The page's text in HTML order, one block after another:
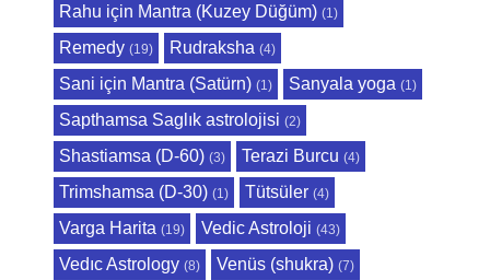
Rahu için Mantra (Kuzey Düğüm) (1)
Remedy (19) Rudraksha (4)
Sani için Mantra (Satürn) (1) Sanyala yoga (1)
Sapthamsa Saglık astrolojisi (2)
Shastiamsa (D-60) (3) Terazi Burcu (4)
Trimshamsa (D-30) (1) Tütsüler (4)
Varga Harita (19) Vedic Astroloji (43)
Vedıc Astrology (8) Venüs (shukra) (7)